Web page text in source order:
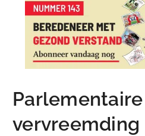
Parlementaire
vervreemding